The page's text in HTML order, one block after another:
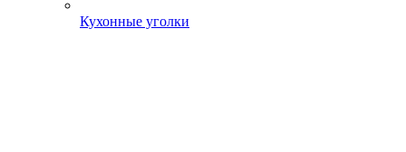
Кухонные уголки